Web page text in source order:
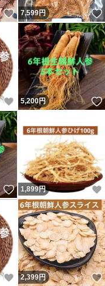
いいね！
7,599円
いいね！
5,200円
いいね！
1,899円
いいね！
2,399円